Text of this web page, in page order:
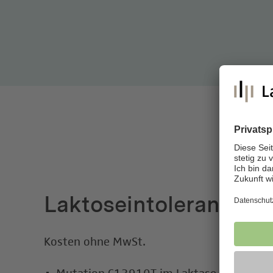
Laktoseintoleranz-
Kosten ohne MwSt.